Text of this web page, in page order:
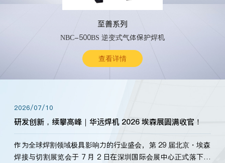
至善系列
NBC-500BS 逆变式气体保护焊机
查看详情
2026/07/10
研发创新，续攀高峰｜华远焊机 2026 埃森展圆满收官！
作为全球焊割领域极具影响力的行业盛会，第 29 届北京・埃森
焊接与切割展览会于 7 月 2 日在深圳国际会展中心正式落下帷